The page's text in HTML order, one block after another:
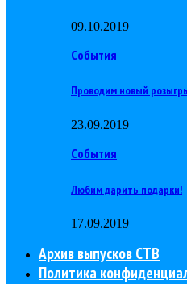
09.10.2019
События
Проводим новый
23.09.2019
События
Любим дарить подарки!
17.09.2019
Архив выпусков СТВ
Политика